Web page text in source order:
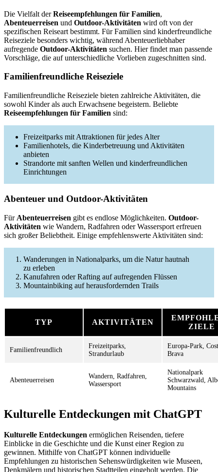
Die Vielfalt derReiseempfehlungen für Familien,
Abenteuerreisen und Outdoor-Aktivitäten wird oft von der
spezifischen Reiseart bestimmt. Für Familien sind kinderfreundliche
Reiseziele besonders wichtig, während Abenteuerliebhaber
aufregende Outdoor-Aktivitäten suchen. Hier findet man passende
Vorschläge, die auf unterschiedliche Vorlieben zugeschnitten sind.
Familienfreundliche Reiseziele
Familienfreundliche Reiseziele bieten zahlreiche Aktivitäten, die
sowohl Kinder als auch Erwachsene begeistern. Beliebte
Reiseempfehlungen für Familien sind:
Freizeitparks mit Attraktionen für jedes Alter
Familienhotels, die Kinderbetreuung und Aktivitäten
anbieten
Strandorte mit sanften Wellen und kinderfreundlichen
Einrichtungen
Abenteuer und Outdoor-Aktivitäten
Für Abenteuerreisen gibt es endlose Möglichkeiten. Outdoor-
Aktivitäten wie Wandern, Radfahren oder Wassersport erfreuen
sich großer Beliebtheit. Einige empfehlenswerte Aktivitäten sind:
Wanderungen in Nationalparks, um die Natur hautnah
zu erleben
Kanufahren oder Rafting auf aufregenden Flüssen
Mountainbiking auf herausfordernden Trails
TYP AKTIVITÄTEN
ZIELE
Familienfreundlich
Freizeitparks,
Strandurlaub
Europa-Park,
Brava
Abenteuerreisen
Wandern, Radfahren,
Wassersport
Nationalpark
Schwarzwald,
Mountains
Kulturelle Entdeckungen mit ChatGPT
Kulturelle Entdeckungen ermöglichen Reisenden, tiefere
Einblicke in die Geschichte und die Kunst einer Region zu
gewinnen. Mithilfe von ChatGPT können individuelle
Empfehlungen zu historischen Sehenswürdigkeiten wie Museen,
Denkmälern und historischen Stadtteilen eingeholt werden. Die